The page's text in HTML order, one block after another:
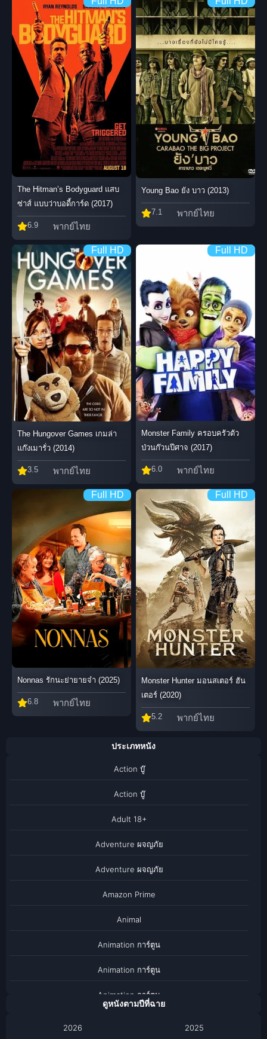
The Hitman’s Bodyguard แสบ
ซ่าส์ แบบว่าบอดี้การ์ด (2017)
6.9 พากย์ไทย
Young Bao ยัง บาว (2013)
7.1 พากย์ไทย
Full HD
The Hungover Games เกมล่า
แก๊งเมารั่ว (2014)
3.5 พากย์ไทย
Full HD
Monster Family ครอบครัวตัว
ป่วนก๊วนปีศาจ (2017)
6.0 พากย์ไทย
Full HD
Nonnas รักนะย่ายายจ๋า (2025)
6.8 พากย์ไทย
Full HD
Monster Hunter มอนสเตอร์ ฮัน
เตอร์ (2020)
5.2 พากย์ไทย
ประเภทหนัง
Action บู๊
Action บู๊
Adult 18+
Adventure ผจญภัย
Adventure ผจญภัย
Amazon Prime
Animal
Animation การ์ตูน
Animation การ์ตูน
Animation การ์ตูน
ดูหนังตามปีที่ฉาย
2026
2025